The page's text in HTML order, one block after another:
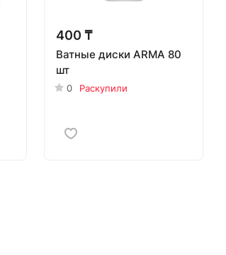
400 ₸
Ватные диски ARMA 80
шт
0 Раскупили